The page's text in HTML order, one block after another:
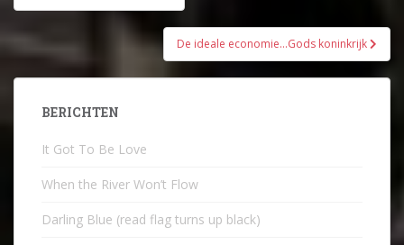
navigatie
De ideale economie…Gods koninkrijk
BERICHTEN
It Got To Be Love
When the River Won’t Flow
Darling Blue (read flag turns up black)